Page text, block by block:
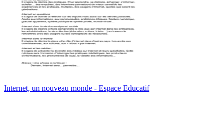
Internet, un nouveau monde - Espace Educatif